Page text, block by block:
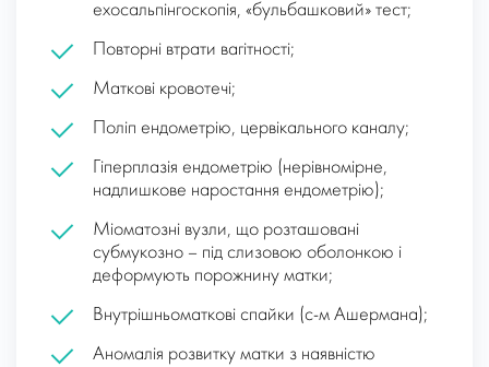
ехосальпінгоскопія, «бульбашковий» тест;
Повторні втрати вагітності;
Маткові кровотечі;
Поліп ендометрію, цервікального каналу;
Гіперплазія ендометрію (нерівномірне,
надлишкове наростання ендометрію);
Міоматозні вузли, що розташовані
субмукозно – під слизовою оболонкою і
деформують порожнину матки;
Внутрішньоматкові спайки (с-м Ашермана);
Аномалія розвитку матки з наявністю